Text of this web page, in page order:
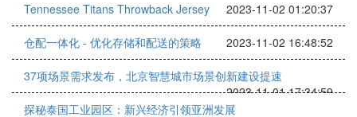
Tennessee Titans Throwback Jersey
2023-11-02 01:20:37
仓配一体化 - 优化存储和配送的策略 2023-11-02 16:48:52
37项场景需求发布，北京智慧城市场景创新建设提速
2023-11-01 17:34:59
探秘泰国工业园区：新兴经济引领亚洲发展